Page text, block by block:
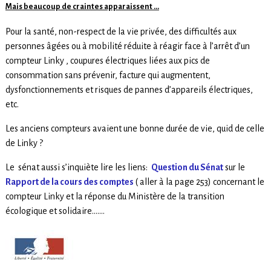
Mais beaucoup de craintes apparaissent …
Pour la santé, non-respect de la vie privée, des difficultés aux
personnes âgées ou à mobilité réduite à réagir face à l’arrêt d’un
compteur Linky , coupures électriques liées aux pics de
consommation sans prévenir, facture qui augmentent,
dysfonctionnements et risques de pannes d’appareils électriques,
etc.
Les anciens compteurs avaient une bonne durée de vie, quid de celle
de Linky ?
Le sénat aussi s’inquiète lire les liens: Question du Sénatsur le
Rapport de la cours des comptes ( aller à la page 253) concernant le
compteur Linky et la réponse du Ministère de la transition
écologique et solidaire…….